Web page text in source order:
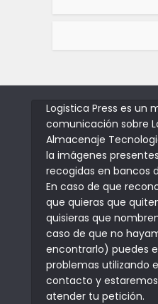
Logistica Press es un
comunicación sobre
Almacenaje
la imágenes
recogidas en bancos
En caso de que
que quieras que
quisieras que
caso de que no
encontrarlo) puedes
problemas utilizando
contacto y
atender tu petición.